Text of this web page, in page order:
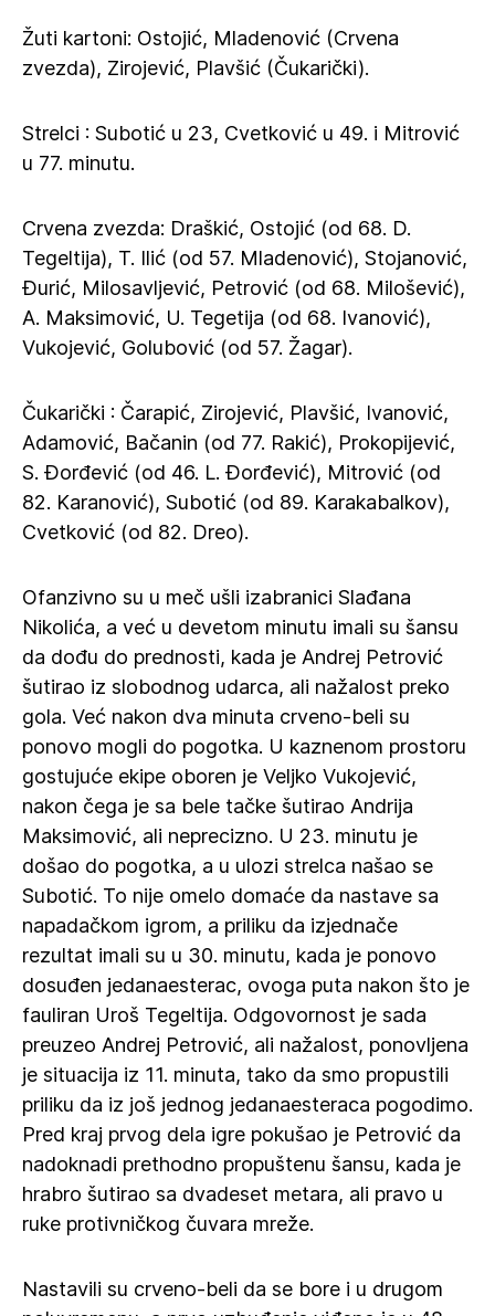
Žuti kartoni: Ostojić, Mladenović (Crvena
zvezda), Zirojević, Plavšić (Čukarički).
Strelci : Subotić u 23, Cvetković u 49. i Mitrović
u 77. minutu.
Crvena zvezda: Draškić, Ostojić (od 68. D.
Tegeltija), T. Ilić (od 57. Mladenović), Stojanović,
Đurić, Milosavljević, Petrović (od 68. Milošević),
A. Maksimović, U. Tegetija (od 68. Ivanović),
Vukojević, Golubović (od 57. Žagar).
Čukarički : Čarapić, Zirojević, Plavšić, Ivanović,
Adamović, Bačanin (od 77. Rakić), Prokopijević,
S. Đorđević (od 46. L. Đorđević), Mitrović (od
82. Karanović), Subotić (od 89. Karakabalkov),
Cvetković (od 82. Dreo).
Ofanzivno su u meč ušli izabranici Slađana
Nikolića, a već u devetom minutu imali su šansu
da dođu do prednosti, kada je Andrej Petrović
šutirao iz slobodnog udarca, ali nažalost preko
gola. Već nakon dva minuta crveno-beli su
ponovo mogli do pogotka. U kaznenom prostoru
gostujuće ekipe oboren je Veljko Vukojević,
nakon čega je sa bele tačke šutirao Andrija
Maksimović, ali neprecizno. U 23. minutu je
došao do pogotka, a u ulozi strelca našao se
Subotić. To nije omelo domaće da nastave sa
napadačkom igrom, a priliku da izjednače
rezultat imali su u 30. minutu, kada je ponovo
dosuđen jedanaesterac, ovoga puta nakon što je
fauliran Uroš Tegeltija. Odgovornost je sada
preuzeo Andrej Petrović, ali nažalost, ponovljena
je situacija iz 11. minuta, tako da smo propustili
priliku da iz još jednog jedanaesteraca pogodimo.
Pred kraj prvog dela igre pokušao je Petrović da
nadoknadi prethodno propuštenu šansu, kada je
hrabro šutirao sa dvadeset metara, ali pravo u
ruke protivničkog čuvara mreže.
Nastavili su crveno-beli da se bore i u drugom